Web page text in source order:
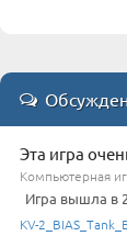
Эта игра
Компьютерная
Игра вышла в
KV-